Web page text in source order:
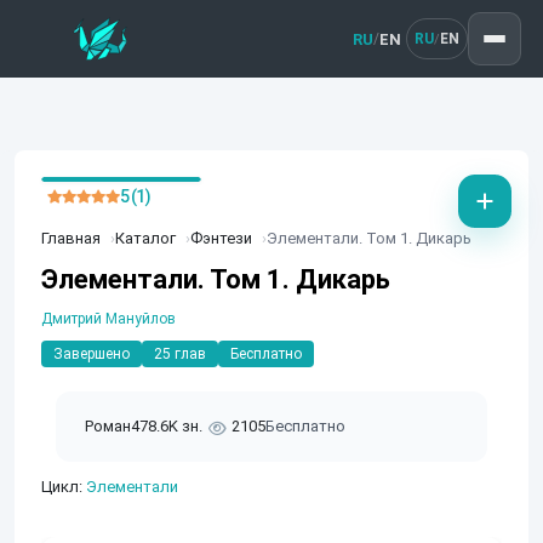
RU/EN RU/ EN
Главная Каталог Фэнтези Элементали. Том 1. Дикарь
Элементали. Том 1. Дикарь
Дмитрий Мануйлов
Завершено 25 глав Бесплатно
Роман478.6K зн. 2105Бесплатно
Цикл: Элементали
5 (1)